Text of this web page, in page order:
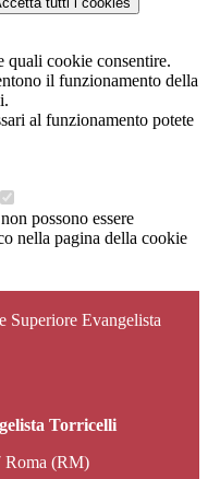
quali cookie consentire.
il funzionamento della
al funzionamento potete
possono essere
nella pagina della cookie
Superiore Evangelista
Torricelli
Roma (RM)